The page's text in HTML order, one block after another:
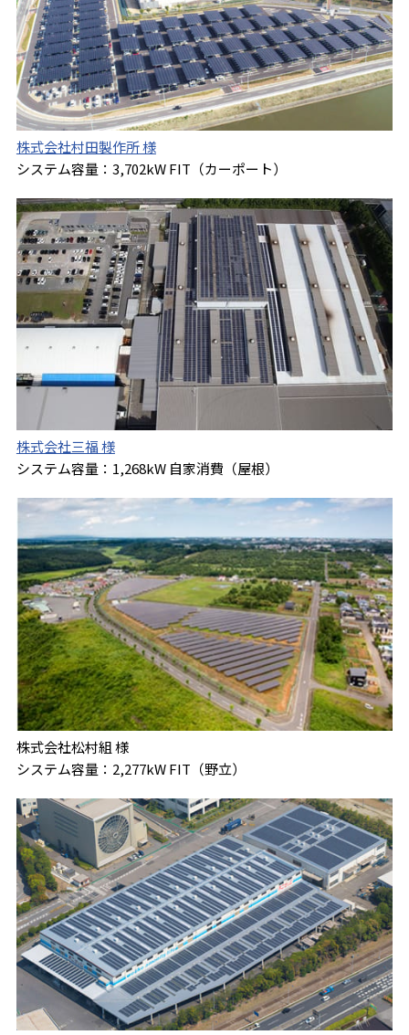
株式会社村田製作所 様
システム容量：3,702kW FIT（カーポート）
株式会社三福 様
システム容量：1,268kW 自家消費（屋根）
株式会社松村組 様
システム容量：2,277kW FIT（野立）